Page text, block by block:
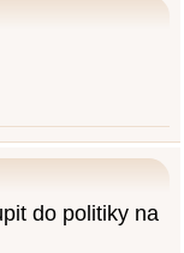
do politiky na